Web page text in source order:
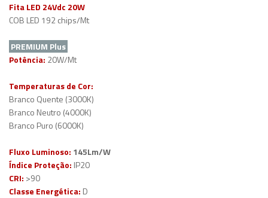
Fita LED 24Vdc 20W
COB LED 192 chips/Mt
PREMIUM Plus
Potência: 20W/Mt
Temperaturas de Cor:
Branco Quente (3000K)
Branco Neutro (4000K)
Branco Puro (6000K)
Fluxo Luminoso: 145Lm/W
Índice Proteção: IP20
CRI: >90
Classe Energética: D